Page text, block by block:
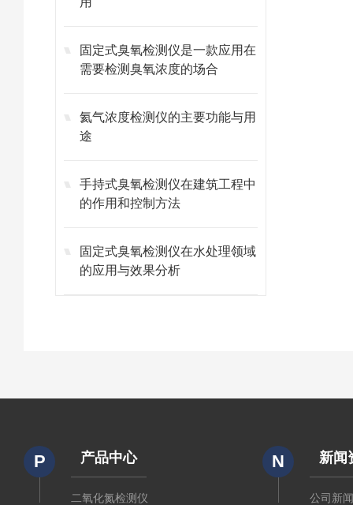
固定式臭氧检测仪是一款应用在
需要检测臭氧浓度的场合
氦气浓度检测仪的主要功能与用
途
手持式臭氧检测仪在建筑工程中
的作用和控制方法
固定式臭氧检测仪在水处理领域
的应用与效果分析
P 产品中心
二氧化氮检测仪
N 新闻
公司新